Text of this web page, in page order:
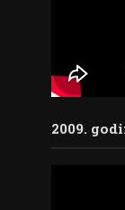
2009.